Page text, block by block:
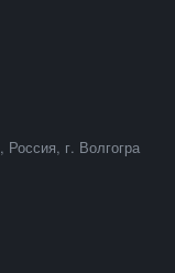
, Россия, г. Волгогра